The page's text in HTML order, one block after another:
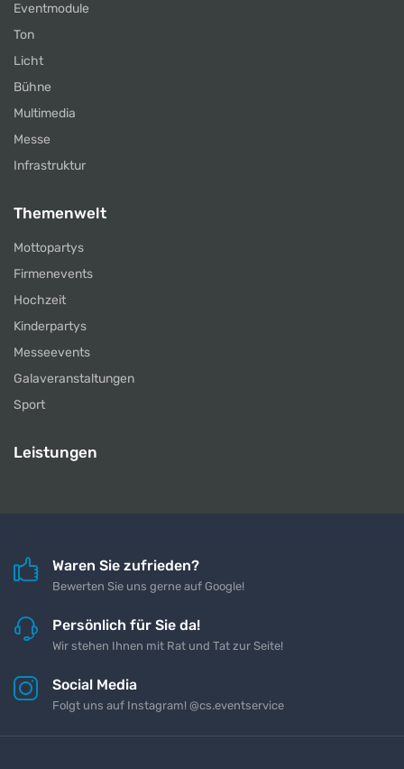
Eventmodule
Ton
Licht
Bühne
Multimedia
Messe
Infrastruktur
Themenwelt
Mottopartys
Firmenevents
Hochzeit
Kinderpartys
Messeevents
Galaveranstaltungen
Sport
Leistungen
Waren Sie zufrieden?
Bewerten Sie uns gerne auf Google!
Persönlich für Sie da!
Wir stehen Ihnen mit Rat und Tat zur Seite!
Social Media
Folgt uns auf Instagram! @cs.eventservice